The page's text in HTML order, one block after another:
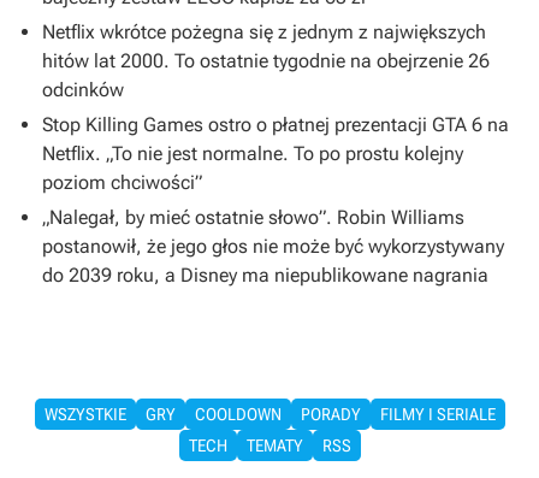
Netflix wkrótce pożegna się z jednym z największych
hitów lat 2000. To ostatnie tygodnie na obejrzenie 26
odcinków
Stop Killing Games ostro o płatnej prezentacji GTA 6 na
Netflix. „To nie jest normalne. To po prostu kolejny
poziom chciwości”
„Nalegał, by mieć ostatnie słowo”. Robin Williams
postanowił, że jego głos nie może być wykorzystywany
do 2039 roku, a Disney ma niepublikowane nagrania
WSZYSTKIE GRY COOLDOWN PORADY
FILMY I SERIALE
TECH
TEMATY RSS